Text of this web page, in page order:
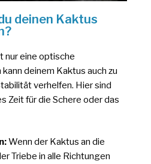
deinen Kaktus
nur eine optische
deinem Kaktus auch zu
verhelfen. Hier sind
Zeit für die Schere oder das
Wenn der Kaktus an die
Triebe in alle Richtungen